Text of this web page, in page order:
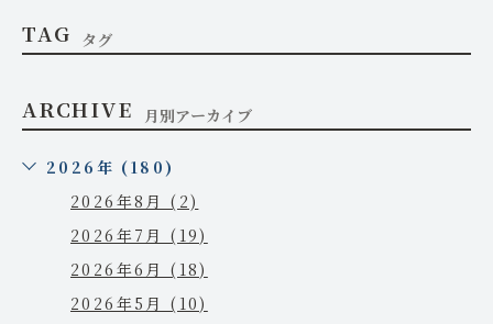
TAG タグ
ARCHIVE 月別アーカイブ
2026年 (180)
2026年8月 (2)
2026年7月 (19)
2026年6月 (18)
2026年5月 (10)